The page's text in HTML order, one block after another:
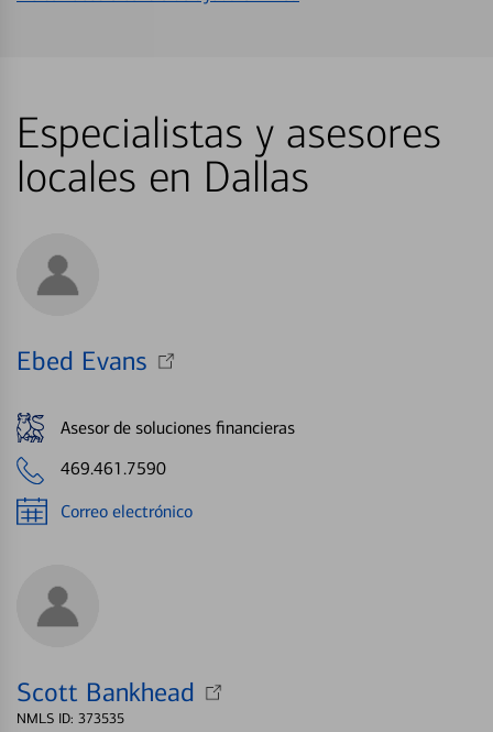
Especialistas y asesores
locales en Dallas
Ebed Evans
Asesor de soluciones financieras
469.461.7590
Correo electrónico
Scott Bankhead
NMLS ID: 373535